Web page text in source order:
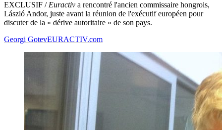
EXCLUSIF /Euractiv a rencontré l'ancien commissaire hongrois,
László Andor, juste avant la réunion de l'exécutif européen pour
discuter de la « dérive autoritaire » de son pays.
Georgi GotevEURACTIV.com